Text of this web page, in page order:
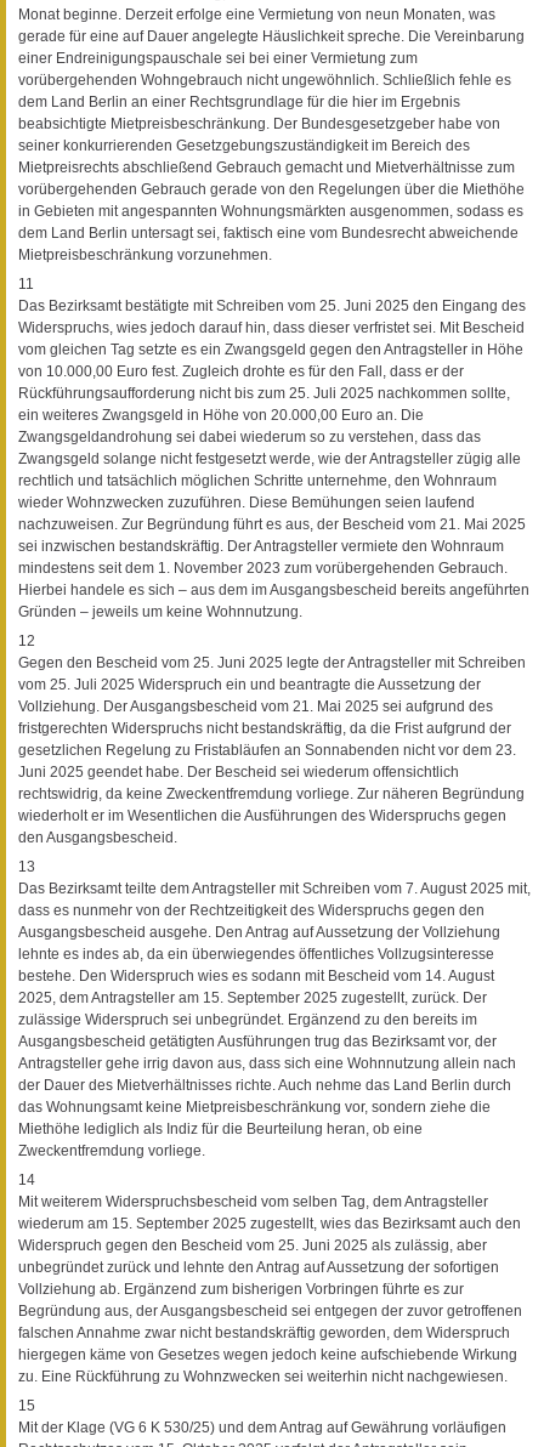
Monat beginne. Derzeit erfolge eine Vermietung von neun Monaten, was
gerade für eine auf Dauer angelegte Häuslichkeit spreche. Die Vereinbarung
einer Endreinigungspauschale sei bei einer Vermietung zum
vorübergehenden Wohngebrauch nicht ungewöhnlich. Schließlich fehle es
dem Land Berlin an einer Rechtsgrundlage für die hier im Ergebnis
beabsichtigte Mietpreisbeschränkung. Der Bundesgesetzgeber habe von
seiner konkurrierenden Gesetzgebungszuständigkeit im Bereich des
Mietpreisrechts abschließend Gebrauch gemacht und Mietverhältnisse zum
vorübergehenden Gebrauch gerade von den Regelungen über die Miethöhe
in Gebieten mit angespannten Wohnungsmärkten ausgenommen, sodass es
dem Land Berlin untersagt sei, faktisch eine vom Bundesrecht abweichende
Mietpreisbeschränkung vorzunehmen.
11
Das Bezirksamt bestätigte mit Schreiben vom 25. Juni 2025 den Eingang des
Widerspruchs, wies jedoch darauf hin, dass dieser verfristet sei. Mit Bescheid
vom gleichen Tag setzte es ein Zwangsgeld gegen den Antragsteller in Höhe
von 10.000,00 Euro fest. Zugleich drohte es für den Fall, dass er der
Rückführungsaufforderung nicht bis zum 25. Juli 2025 nachkommen sollte,
ein weiteres Zwangsgeld in Höhe von 20.000,00 Euro an. Die
Zwangsgeldandrohung sei dabei wiederum so zu verstehen, dass das
Zwangsgeld solange nicht festgesetzt werde, wie der Antragsteller zügig alle
rechtlich und tatsächlich möglichen Schritte unternehme, den Wohnraum
wieder Wohnzwecken zuzuführen. Diese Bemühungen seien laufend
nachzuweisen. Zur Begründung führt es aus, der Bescheid vom 21. Mai 2025
sei inzwischen bestandskräftig. Der Antragsteller vermiete den Wohnraum
mindestens seit dem 1. November 2023 zum vorübergehenden Gebrauch.
Hierbei handele es sich – aus dem im Ausgangsbescheid bereits angeführten
Gründen – jeweils um keine Wohnnutzung.
12
Gegen den Bescheid vom 25. Juni 2025 legte der Antragsteller mit Schreiben
vom 25. Juli 2025 Widerspruch ein und beantragte die Aussetzung der
Vollziehung. Der Ausgangsbescheid vom 21. Mai 2025 sei aufgrund des
fristgerechten Widerspruchs nicht bestandskräftig, da die Frist aufgrund der
gesetzlichen Regelung zu Fristabläufen an Sonnabenden nicht vor dem 23.
Juni 2025 geendet habe. Der Bescheid sei wiederum offensichtlich
rechtswidrig, da keine Zweckentfremdung vorliege. Zur näheren Begründung
wiederholt er im Wesentlichen die Ausführungen des Widerspruchs gegen
den Ausgangsbescheid.
13
Das Bezirksamt teilte dem Antragsteller mit Schreiben vom 7. August 2025 mit,
dass es nunmehr von der Rechtzeitigkeit des Widerspruchs gegen den
Ausgangsbescheid ausgehe. Den Antrag auf Aussetzung der Vollziehung
lehnte es indes ab, da ein überwiegendes öffentliches Vollzugsinteresse
bestehe. Den Widerspruch wies es sodann mit Bescheid vom 14. August
2025, dem Antragsteller am 15. September 2025 zugestellt, zurück. Der
zulässige Widerspruch sei unbegründet. Ergänzend zu den bereits im
Ausgangsbescheid getätigten Ausführungen trug das Bezirksamt vor, der
Antragsteller gehe irrig davon aus, dass sich eine Wohnnutzung allein nach
der Dauer des Mietverhältnisses richte. Auch nehme das Land Berlin durch
das Wohnungsamt keine Mietpreisbeschränkung vor, sondern ziehe die
Miethöhe lediglich als Indiz für die Beurteilung heran, ob eine
Zweckentfremdung vorliege.
14
Mit weiterem Widerspruchsbescheid vom selben Tag, dem Antragsteller
wiederum am 15. September 2025 zugestellt, wies das Bezirksamt auch den
Widerspruch gegen den Bescheid vom 25. Juni 2025 als zulässig, aber
unbegründet zurück und lehnte den Antrag auf Aussetzung der sofortigen
Vollziehung ab. Ergänzend zum bisherigen Vorbringen führte es zur
Begründung aus, der Ausgangsbescheid sei entgegen der zuvor getroffenen
falschen Annahme zwar nicht bestandskräftig geworden, dem Widerspruch
hiergegen käme von Gesetzes wegen jedoch keine aufschiebende Wirkung
zu. Eine Rückführung zu Wohnzwecken sei weiterhin nicht nachgewiesen.
15
Mit der Klage (VG 6 K 530/25) und dem Antrag auf Gewährung vorläufigen